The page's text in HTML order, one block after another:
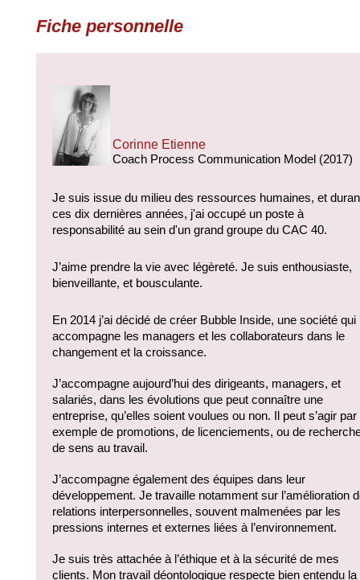
Fiche personnelle
Corinne Etienne
Coach Process Communication Model (2017)
Je suis issue du milieu des ressources humaines, et
ces dix dernières années, j'ai occupé un poste à
responsabilité au sein d'un grand groupe du CAC 40.
J’aime prendre la vie avec légèreté. Je suis enthousiaste,
bienveillante, et bousculante.
En 2014 j’ai décidé de créer Bubble Inside, une société qui
accompagne les managers et les collaborateurs dans le
changement et la croissance.
J’accompagne aujourd’hui des dirigeants, managers, et
salariés, dans les évolutions que peut connaître une
entreprise, qu’elles soient voulues ou non. Il peut s’agir par
exemple de promotions, de licenciements, ou de
de sens au travail.
J’accompagne également des équipes dans leur
développement. Je travaille notamment sur l’amélioration
relations interpersonnelles, souvent malmenées par les
pressions internes et externes liées à l’environnement.
Je suis très attachée à l’éthique et à la sécurité de mes
clients. Mon travail déontologique respecte bien entendu la